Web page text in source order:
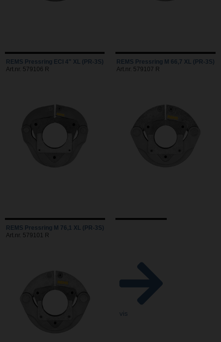
REMS Pressring ECI 4" XL (PR-3S)
Art.nr. 579106 R
REMS Pressring M 66,7 XL (PR-3S)
Art.nr. 579107 R
REMS Pressring M 76,1 XL (PR-3S)
Art.nr. 579101 R
vis